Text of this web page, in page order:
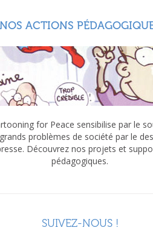
NOS ACTIONS
for Peace sensibilise par le
problèmes de société par le
Découvrez nos projets et
pédagogiques.
SUIVEZ-NOUS !